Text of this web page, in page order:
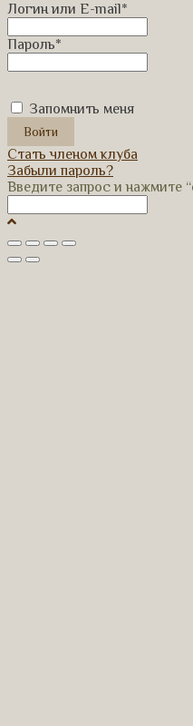
Логин или E-mail*
Пароль*
Запомнить меня
Стать членом клуба
Забыли пароль?
Введите запрос и нажмите